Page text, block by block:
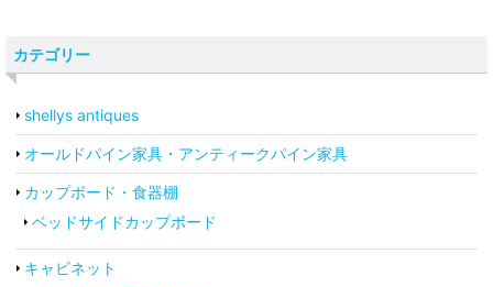
カテゴリー
shellys antiques
オールドパイン家具・アンティークパイン家具
カップボード・食器棚
ベッドサイドカップボード
キャビネット